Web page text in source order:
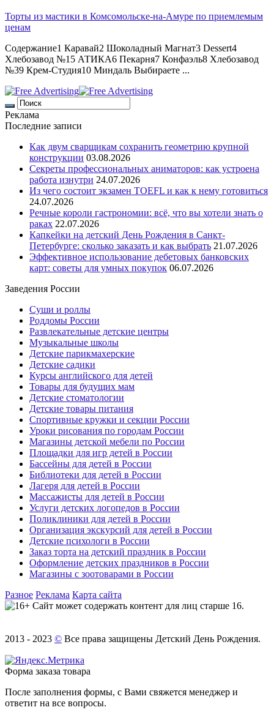
Торты из мастики в Комсомольске-на-Амуре по приемлемым
ценам
Содержание1 Каравай2 Шоколадный Магнат3 Dessert4
Хлебозавод №15 АТИКА6 Пекарня7 Конфаэль8 Хлебозавод
№39 Крем-Студия10 Миндаль Выбираете ...
Реклама
Последние записи
Как двум сварщикам сохранить геометрию крупной
конструкции 03.08.2026
Секреты профессиональных аниматоров: как устроена
работа изнутри 24.07.2026
Из чего состоит экзамен TOEFL и как к нему готовиться
24.07.2026
Речные короли гастрономии: всё, что вы хотели знать о
раках 22.07.2026
Капкейки на детский День Рождения в Санкт-
Петербурге: сколько заказать и как выбрать 21.07.2026
Эффективное использование дебетовых банковских
карт: советы для умных покупок 06.07.2026
Заведения России
Суши и роллы
Роддомы России
Развлекательные детские центры
Музыкальные школы
Детские парикмахерские
Детские садики
Курсы английского для детей
Товары для будущих мам
Детские стоматологии
Детские товары питания
Спортивные кружки и секции России
Уроки рисования по городам России
Магазины детской мебели по России
Площадки для игр детей в России
Бассейны для детей в России
Библиотеки для детей в России
Лагеря для детей в России
Массажисты для детей в России
Услуги детских логопедов в России
Поликлиники для детей в России
Организация экскурсий для детей в России
Детские психологи в России
Заказ торта на детский праздник в России
Оформление детских праздников в России
Магазины с зоотоварами в России
Разное Реклама Карта сайта
Сайт может содержать контент для лиц старше 16.
2013 - 2023 © Все права защищены Детский День Рождения.
Форма заказа товара
После заполнения формы, с Вами свяжется менеджер и
ответит на все вопросы.